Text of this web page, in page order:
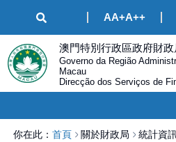
AA+A++
澳門特別行政區政府財政
Governo da Região
Macau
Direcção dos Serviços de
你在此： 首頁 關於財政局 統計資